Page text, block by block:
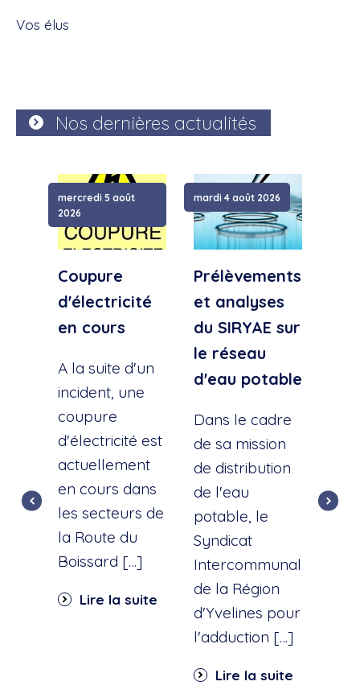
Vos élus
Nos dernières actualités
mercredi 5 août
2026
Coupure
d'électricité
en cours
A la suite d'un
incident, une
coupure
d'électricité est
actuellement
en cours dans
les secteurs de
la Route du
Boissard […]
Lire la suite
mardi 4 août 2026
Prélèvements
et analyses
du SIRYAE sur
le réseau
d'eau potable
Dans le cadre
de sa mission
de distribution
de l'eau
potable, le
Syndicat
Intercommunal
de la Région
d'Yvelines pour
l'adduction […]
Lire la suite